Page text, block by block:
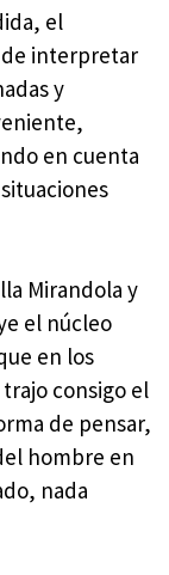
el
interpretar
y
en cuenta
Mirandola y
el núcleo
en los
consigo el
de pensar,
hombre en
nada